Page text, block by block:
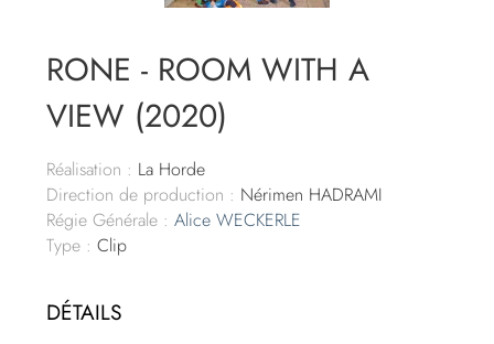
RONE - ROOM WITH A
VIEW (2020)
Réalisation : La Horde
Direction de production : Nérimen HADRAMI
Régie Générale :Alice WECKERLE
Type : Clip
DÉTAILS